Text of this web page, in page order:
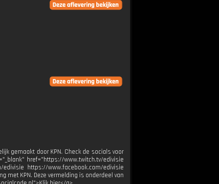
gemaakt door KPN. Check de socials voor
href="https://www.twitch.tv/edivisie
https://www.facebook.com/edivisie
met KPN. Deze vermelding is onderdeel van